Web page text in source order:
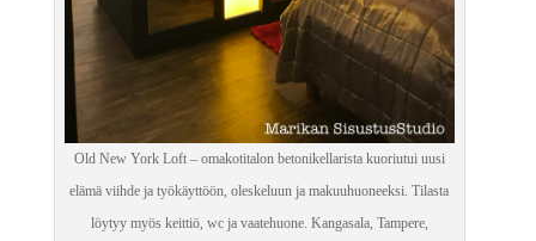
Old New York Loft – omakotitalon betonikellarista kuoriutui uusi
elämä viihde ja työkäyttöön, oleskeluun ja makuuhuoneeksi. Tilasta
löytyy myös keittiö, wc ja vaatehuone. Kangasala, Tampere,